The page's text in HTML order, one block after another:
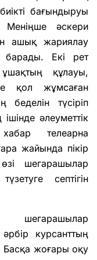
бағындыруы
Меніңше әскери
ашық жариялау
барады. Екі рет
құлауы,
қол жұмсаған
беделін түсіріп
әлеуметтік
телеарна
жайында пікір
шегарашылар
септігін
курсанттың
жоғары оқу